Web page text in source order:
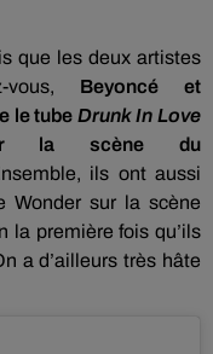
que les deux artistes
vous, Beyoncé et
le tube DrunkIn Love
la scène du
ils ont aussi
Wonder sur la scène
la première fois qu’ils
a d’ailleurs très hâte